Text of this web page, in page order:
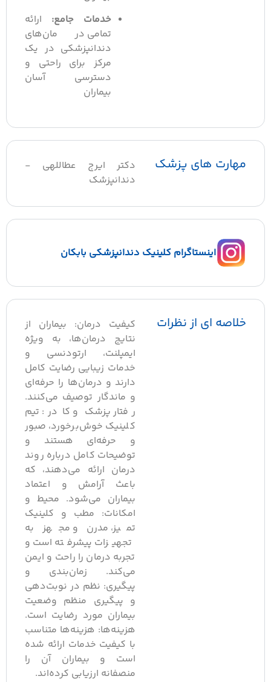
خدمات جامع:ارائه
تمامی درمان‌های
دندانپزشکی در یک
مرکز برای راحتی و
دسترسی آسان
بیماران
مهارت های پزشک
دکتر ایرج عطاللهی -
دندانپزشک
اینستاگرام کلینیک دندانپزشکی بابکان
خلاصه ای از نظرات
کیفیت درمان: بیماران از
نتایج درمان‌ها، به ویژه
ایمپلنت، ارتودنسی و
خدمات زیبایی رضایت کامل
دارند و درمان‌ها را حرفه‌ای
و ماندگار توصیف می‌کنند.
رفتار پزشک و کادر: تیم
کلینیک خوش‌برخورد، صبور
و حرفه‌ای هستند و
توضیحات کامل درباره روند
درمان ارائه می‌دهند، که
باعث آرامش و اعتماد
بیماران می‌شود. محیط و
امکانات: مطب و کلینیک
تمیز، مدرن و مجهز به
تجهیزات پیشرفته است و
تجربه درمان را راحت و ایمن
می‌کند. زمان‌بندی و
پیگیری: نظم در نوبت‌دهی
و پیگیری منظم وضعیت
بیماران مورد رضایت است.
هزینه‌ها: هزینه‌ها متناسب
با کیفیت خدمات ارائه شده
است و بیماران آن را
منصفانه ارزیابی کرده‌اند.